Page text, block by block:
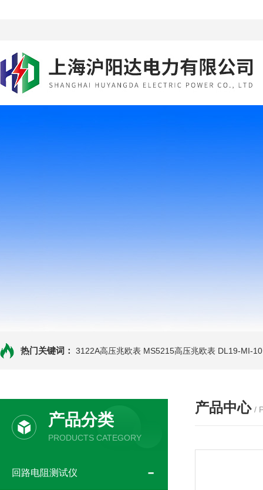
热门关键词： 3122A高压兆欧表 MS5215高压兆欧表 DL19-MI-
产品分类
PRODUCTS CATEGORY
回路电阻测试仪
产品中心 /